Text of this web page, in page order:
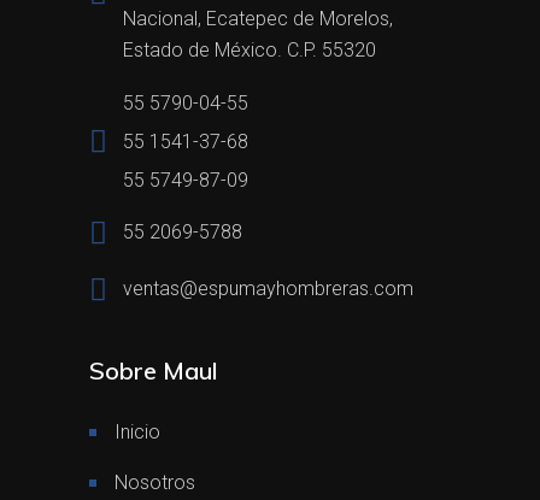
Nacional, Ecatepec de Morelos,
Estado de México. C.P. 55320
55 5790-04-55
55 1541-37-68
55 5749-87-09
55 2069-5788
ventas@espumayhombreras.com
Sobre Maul
Inicio
Nosotros